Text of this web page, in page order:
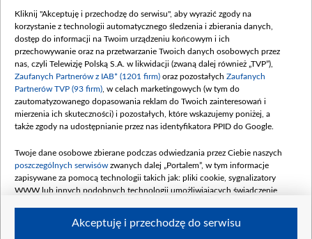
(wpłata wrzesień 100 mln, październik 350
mln, listopad 265 mln)
Dofinansowanie 48 862 000,00 PLN
Data podpisania umowy: GRUDZIEŃ 2025
(wpłata grudzień 60,548 mln)
Dofinansowanie 900 000 000,00 PLN
Data podpisania umowy: LUTY 2026 (wpłata
kwiecień 180 mln, 7 maja 180 mln, 8
czerwca 90 mln)
Dofinansowanie 250 000 000,00 PLN
4 sierpnia 250 mln
Kliknij "Akceptuję i przechodzę do serwisu", aby wyrazić zgody na
korzystanie z technologii automatycznego śledzenia i zbierania danych,
dostęp do informacji na Twoim urządzeniu końcowym i ich
przechowywanie oraz na przetwarzanie Twoich danych osobowych przez
nas, czyli Telewizję Polską S.A. w likwidacji (zwaną dalej również „TVP”),
Zaufanych Partnerów z IAB* (1201 firm) oraz pozostałych Zaufanych
Partnerów TVP (93 firm) , w celach marketingowych (w tym do
zautomatyzowanego dopasowania reklam do Twoich zainteresowań i
mierzenia ich skuteczności) i pozostałych, które wskazujemy poniżej, a
także zgody na udostępnianie przez nas identyfikatora PPID do Google.
Twoje dane osobowe zbierane podczas odwiedzania przez Ciebie naszych
poszczególnych serwisów zwanych dalej „Portalem”, w tym informacje
zapisywane za pomocą technologii takich jak: pliki cookie, sygnalizatory
WWW lub innych podobnych technologii umożliwiających świadczenie
Akceptuję i przechodzę do serwisu